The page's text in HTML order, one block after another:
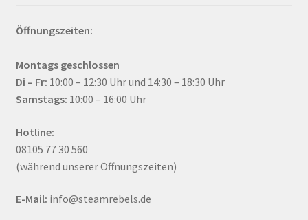
Öffnungszeiten:
Montags geschlossen
Di – Fr: 10:00 – 12:30 Uhr und 14:30 – 18:30 Uhr
Samstags: 10:00 – 16:00 Uhr
Hotline:
08105 77 30 560
(während unserer Öffnungszeiten)
E-Mail: info@steamrebels.de